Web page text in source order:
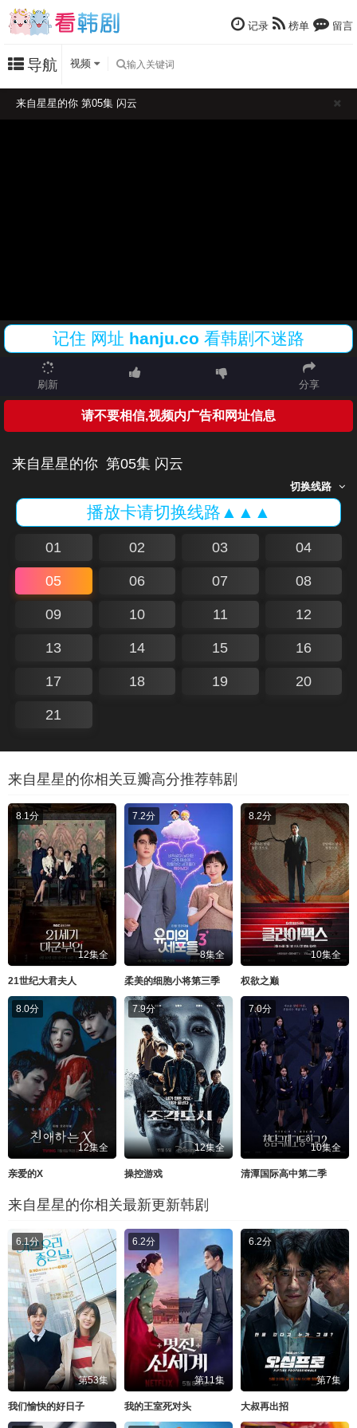
记录 榜单 留言
导航 视频
来自星星的你 第05集 闪云
记住 网址 hanju.co 看韩剧不迷路
刷新 分享
请不要相信,视频内广告和网址信息
来自星星的你 第05集 闪云
切换线路
播放卡请切换线路▲▲▲
01 02 03 04
05 06 07 08
09 10 11 12
13 14 15 16
17 18 19 20
21
来自星星的你相关豆瓣高分推荐韩剧
8.1分
12集全
21世纪大君夫人
7.2分
8集全
柔美的细胞小将第三季
8.2分
10集全
权欲之巅
8.0分
12集全
亲爱的X
7.9分
12集全
操控游戏
7.0分
10集全
清潭国际高中第二季
来自星星的你相关最新更新韩剧
6.1分
第53集
我们愉快的好日子
6.2分
第11集
我的王室死对头
6.2分
第7集
大叔再出招